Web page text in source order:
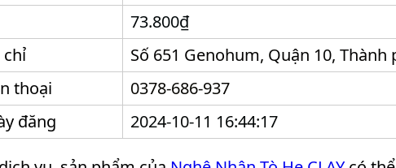
73.800₫
Số 651 Genohum, Quận 10, Thành
thoại
0378-686-937
đăng
2024-10-11 16:44:17